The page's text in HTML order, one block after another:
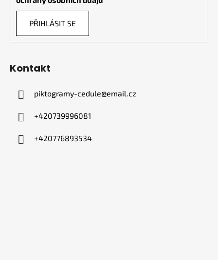
PŘIHLÁSIT SE
Kontakt
piktogramy-cedule@email.cz
+420739996081
+420776893534